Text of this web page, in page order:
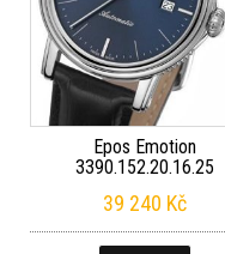
Epos Emotion
3390.152.20.16.25
39 240 Kč